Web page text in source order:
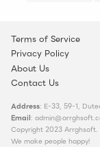
Terms of Service
Privacy Policy
About Us
Contact Us
Address: E-33, 59-1,
Email:
Copyright 2023 Arrghsoft.
We make people happy!